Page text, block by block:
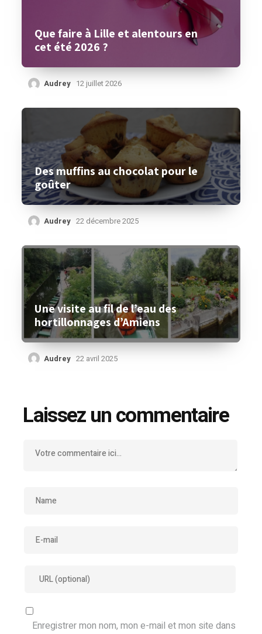
Que faire à Lille et alentours en
cet été 2026 ?
Audrey 12 juillet 2026
Des muffins au chocolat pour le
goûter
Audrey 22 décembre 2025
Une visite au fil de l’eau des
hortillonnages d’Amiens
Audrey 22 avril 2025
Laissez un commentaire
Enregistrer mon nom, mon e-mail et mon site dans